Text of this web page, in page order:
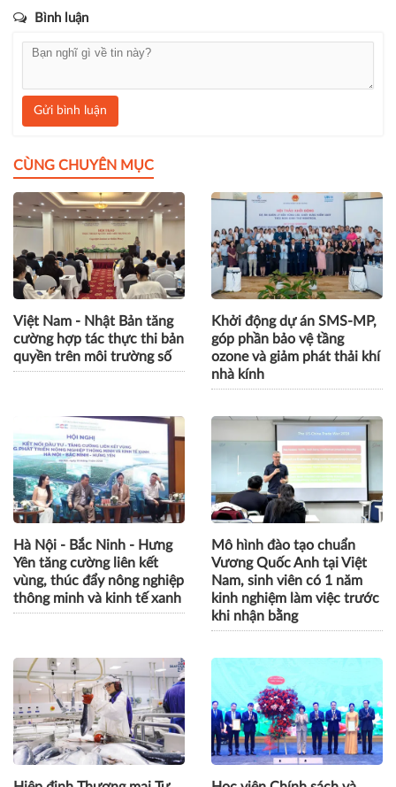
Bình luận
Gửi bình luận
CÙNG CHUYÊN MỤC
Việt Nam - Nhật Bản tăng
cường hợp tác thực thi bản
quyền trên môi trường số
Khởi động dự án SMS-MP,
góp phần bảo vệ tầng
ozone và giảm phát thải khí
nhà kính
Hà Nội - Bắc Ninh - Hưng
Yên tăng cường liên kết
vùng, thúc đẩy nông nghiệp
thông minh và kinh tế xanh
Mô hình đào tạo chuẩn
Vương Quốc Anh tại Việt
Nam, sinh viên có 1 năm
kinh nghiệm làm việc trước
khi nhận bằng